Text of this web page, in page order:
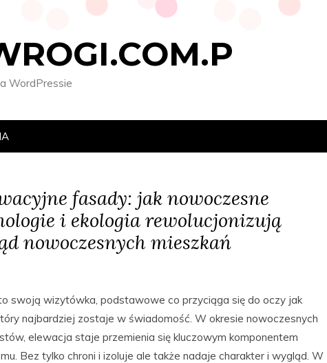
WordPressie
fasady: jak nowoczesne
i ekologia rewolucjonizują
nowoczesnych mieszkań
swoją wizytówka, podstawowe co przyciąga się do oczy jak
najbardziej zostaje w świadomość. W okresie nowoczesnych
elewacja staje przemienia się kluczowym komponentem
Bez tylko chroni i izoluje ale także nadaje charakter i wygląd. W